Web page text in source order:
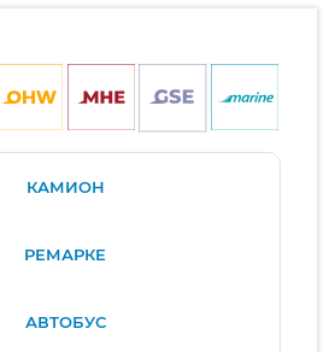
КАМИОН
РЕМАРКЕ
АВТОБУС